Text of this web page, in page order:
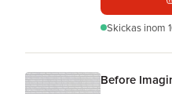
Skickas inom
Before